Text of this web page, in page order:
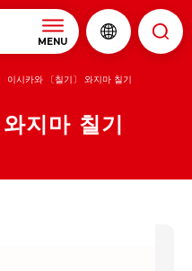
MENU
이시카와 〔칠기〕 와지마 칠기
지마 칠기